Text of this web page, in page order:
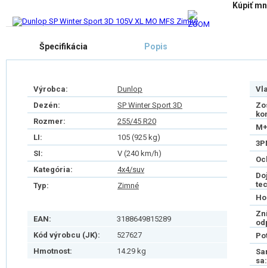
Kúpiť
Špecifikácia Popis
Výrobca:
Dunlop
Dezén:
SP Winter Sport 3D
Rozmer:
255/45 R20
LI:
105 (925 kg)
SI:
V (240 km/h)
Kategória:
4x4/suv
Typ:
Zimné
EAN:
3188649815289
Kód výrobcu (JK):
527627
Hmotnost:
14.29 kg
sa: